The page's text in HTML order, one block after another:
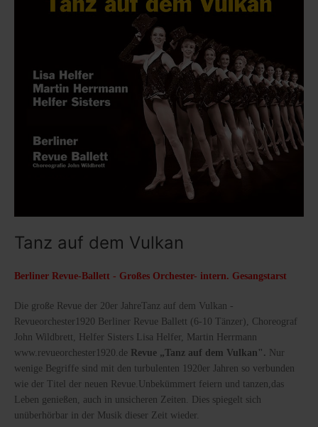
Tanz auf dem Vulkan
Berliner Revue-Ballett - Großes Orchester- intern. Gesangstarst
Die große Revue der 20er JahreTanz auf dem Vulkan -
Revueorchester1920 Berliner Revue Ballett (6-10 Tänzer), Choreograf
John Wildbrett, Helfer Sisters Lisa Helfer, Martin Herrmann
www.revueorchester1920.de Revue „Tanz auf dem Vulkan". Nur
wenige Begriffe sind mit den turbulenten 1920er Jahren so verbunden
wie der Titel der neuen Revue.Unbekümmert feiern und tanzen,das
Leben genießen, auch in unsicheren Zeiten. Dies spiegelt sich
unüberhörbar in der Musik dieser Zeit wieder.